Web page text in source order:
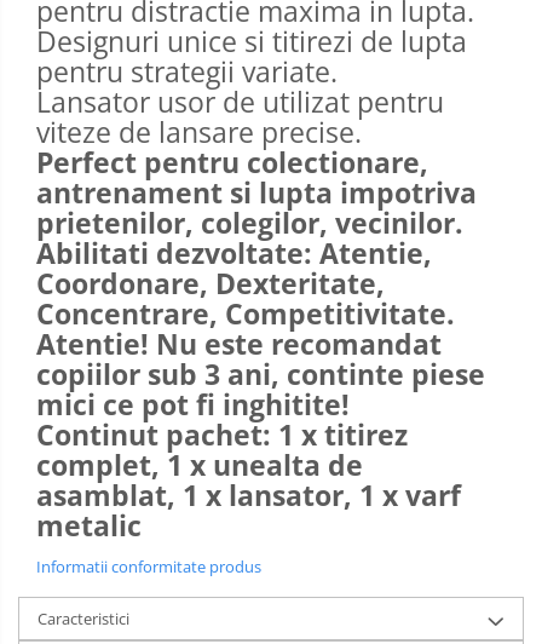
pentru distractie maxima in lupta.
Designuri unice si titirezi de lupta
pentru strategii variate.
Lansator usor de utilizat pentru
viteze de lansare precise.
Perfect pentru colectionare,
antrenament si lupta impotriva
prietenilor, colegilor, vecinilor.
Abilitati dezvoltate: Atentie,
Coordonare, Dexteritate,
Concentrare, Competitivitate.
Atentie! Nu este recomandat
copiilor sub 3 ani, continte piese
mici ce pot fi inghitite!
Continut pachet: 1 x titirez
complet, 1 x unealta de
asamblat, 1 x lansator, 1 x varf
metalic
Informatii conformitate produs
Caracteristici